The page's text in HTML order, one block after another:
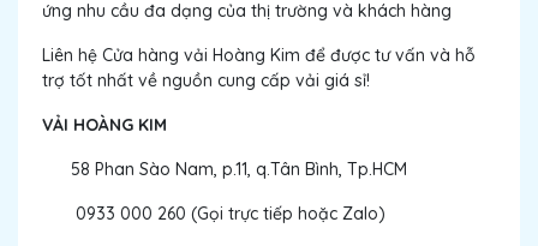
ứng nhu cầu đa dạng của thị trường và khách hàng
Liên hệ Cửa hàng vải Hoàng Kim để được tư vấn và hỗ
trợ tốt nhất về nguồn cung cấp vải giá sỉ!
VẢI HOÀNG KIM
58 Phan Sào Nam, p.11, q.Tân Bình, Tp.HCM
0933 000 260 (Gọi trực tiếp hoặc Zalo)